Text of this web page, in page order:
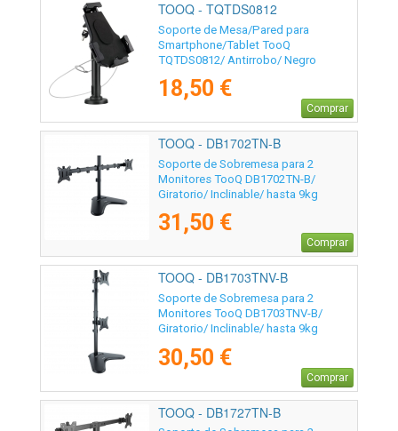
TOOQ - TQTDS0812
Soporte de Mesa/Pared para
Smartphone/Tablet TooQ
TQTDS0812/ Antirrobo/ Negro
18,50 €
Comprar
TOOQ - DB1702TN-B
Soporte de Sobremesa para 2
Monitores TooQ DB1702TN-B/
Giratorio/ Inclinable/ hasta 9kg
31,50 €
Comprar
TOOQ - DB1703TNV-B
Soporte de Sobremesa para 2
Monitores TooQ DB1703TNV-B/
Giratorio/ Inclinable/ hasta 9kg
30,50 €
Comprar
TOOQ - DB1727TN-B